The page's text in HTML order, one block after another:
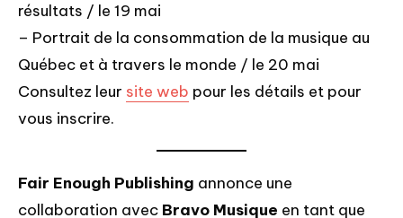
résultats / le 19 mai
– Portrait de la consommation de la musique au
Québec et à travers le monde / le 20 mai
Consultez leur site web pour les détails et pour
vous inscrire.
Fair Enough Publishing annonce une
collaboration avec Bravo Musique en tant que